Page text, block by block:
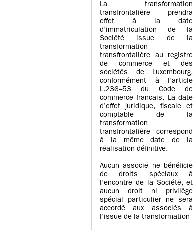
La transformation
transfrontalière prendra
effet à la date
d’immatriculation de la
Société issue de la
transformation
transfrontalière au registre
de commerce et des
sociétés de Luxembourg,
conformément à l’article
L.236–53 du Code de
commerce français. La date
d’effet juridique, fiscale et
comptable de la
transformation
transfrontalière correspond
à la même date de la
réalisation définitive.
Aucun associé ne bénéficie
de droits spéciaux à
l’encontre de la Société, et
aucun droit ni privilège
spécial particulier ne sera
accordé aux associés à
l’issue de la transformation